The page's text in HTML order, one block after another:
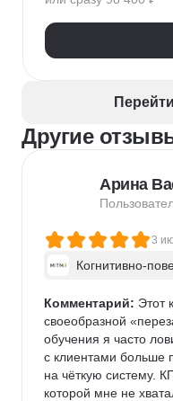
Kanban Scrum
Тайм-менеджмент
Управление
Другие
Арина
3
Когнитивно-
Комментарий: Этот
своеобразной
обучения я часто
с клиентами больше
на чёткую систему.
которой мне не